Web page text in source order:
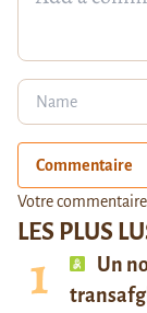
LES PLUS
Un
Commentaire
Votre